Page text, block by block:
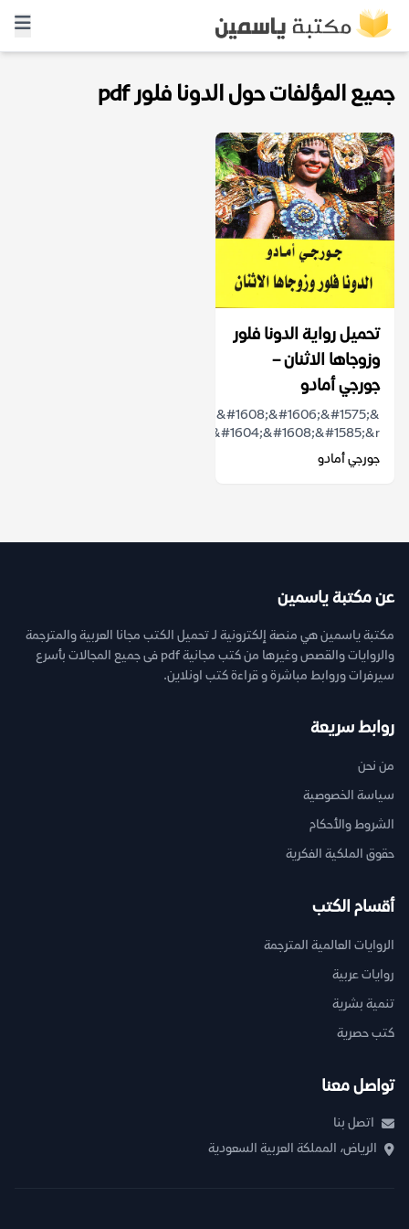
جميع المؤلفات حول الدونا فلور pdf
تحميل رواية ‫الدونا فلور
وزوجاها الاثنان –
جورجي أمادو
&ldquo;&#1575;&#1604;&#1583;&#1608;&#1606;&#1575;
&#1601;&#1604;&#1608;&#1585;&r...
جورجي أمادو
عن مكتبة ياسمين
مكتبة ياسمين هي منصة إلكترونية لـ تحميل الكتب مجانا العربية والمترجمة
والروايات والقصص وغيرها من كتب مجانية pdf فى جميع المجالات بأسرع
سيرفرات وروابط مباشرة و قراءة كتب اونلاين.
روابط سريعة
من نحن
سياسة الخصوصية
الشروط والأحكام
حقوق الملكية الفكرية
أقسام الكتب
الروايات العالمية المترجمة
روايات عربية
تنمية بشرية
كتب حصرية
تواصل معنا
اتصل بنا
الرياض، المملكة العربية السعودية